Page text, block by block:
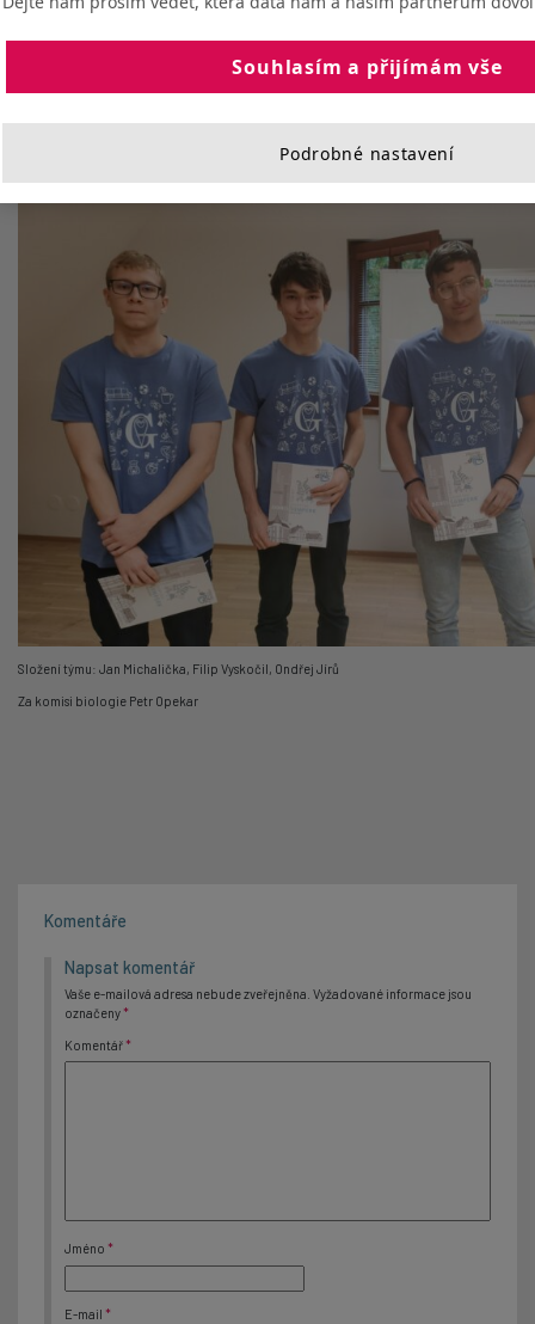
obou částech a ve všeobecném testu třetí. Po předvedené prezentaci jsme doufali v
na druhém místě. I tak samozřejmě považujeme naše umístění vzhledem ke konkurenci
Chlapcům budeme držet palce v dalších soutěžích jako je biologická, geologická
Složení týmu: Jan Michalička, Filip Vyskočil, Ondřej Jírů
Za komisi biologie Petr Opekar
Komentáře
Napsat komentář
Vaše e-mailová adresa nebude zveřejněna. Vyžadované informace jsou
označeny *
Komentář *
Jméno *
E-mail *
Souhlasím a přijímám vše
Podrobné nastavení